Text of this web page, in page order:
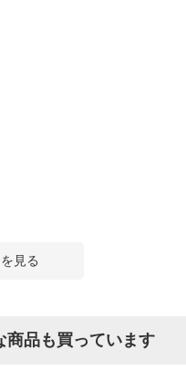
見る
商品も買っています